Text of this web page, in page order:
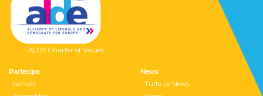
ALDE Charter of Values
Partecipa
- Iscriviti
News
- Tutte Le News